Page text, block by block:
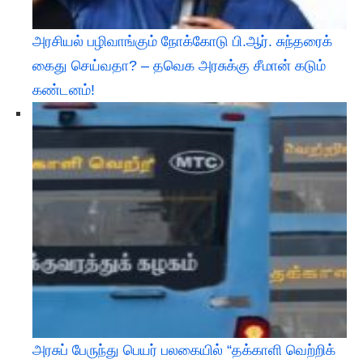
அரசியல் பழிவாங்கும் நோக்கோடு பி.ஆர். சுந்தரைக்
கைது செய்வதா? – தவெக அரசுக்கு சீமான் கடும்
கண்டனம்!
அரசுப் பேருந்து பெயர் பலகையில் “தக்காளி வெற்றிக்